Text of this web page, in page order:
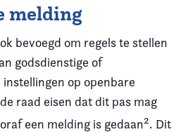
melding
bevoegd om regels te stellen
godsdienstige of
op openbare
raad eisen dat dit pas mag
een melding is gedaan2. Dit